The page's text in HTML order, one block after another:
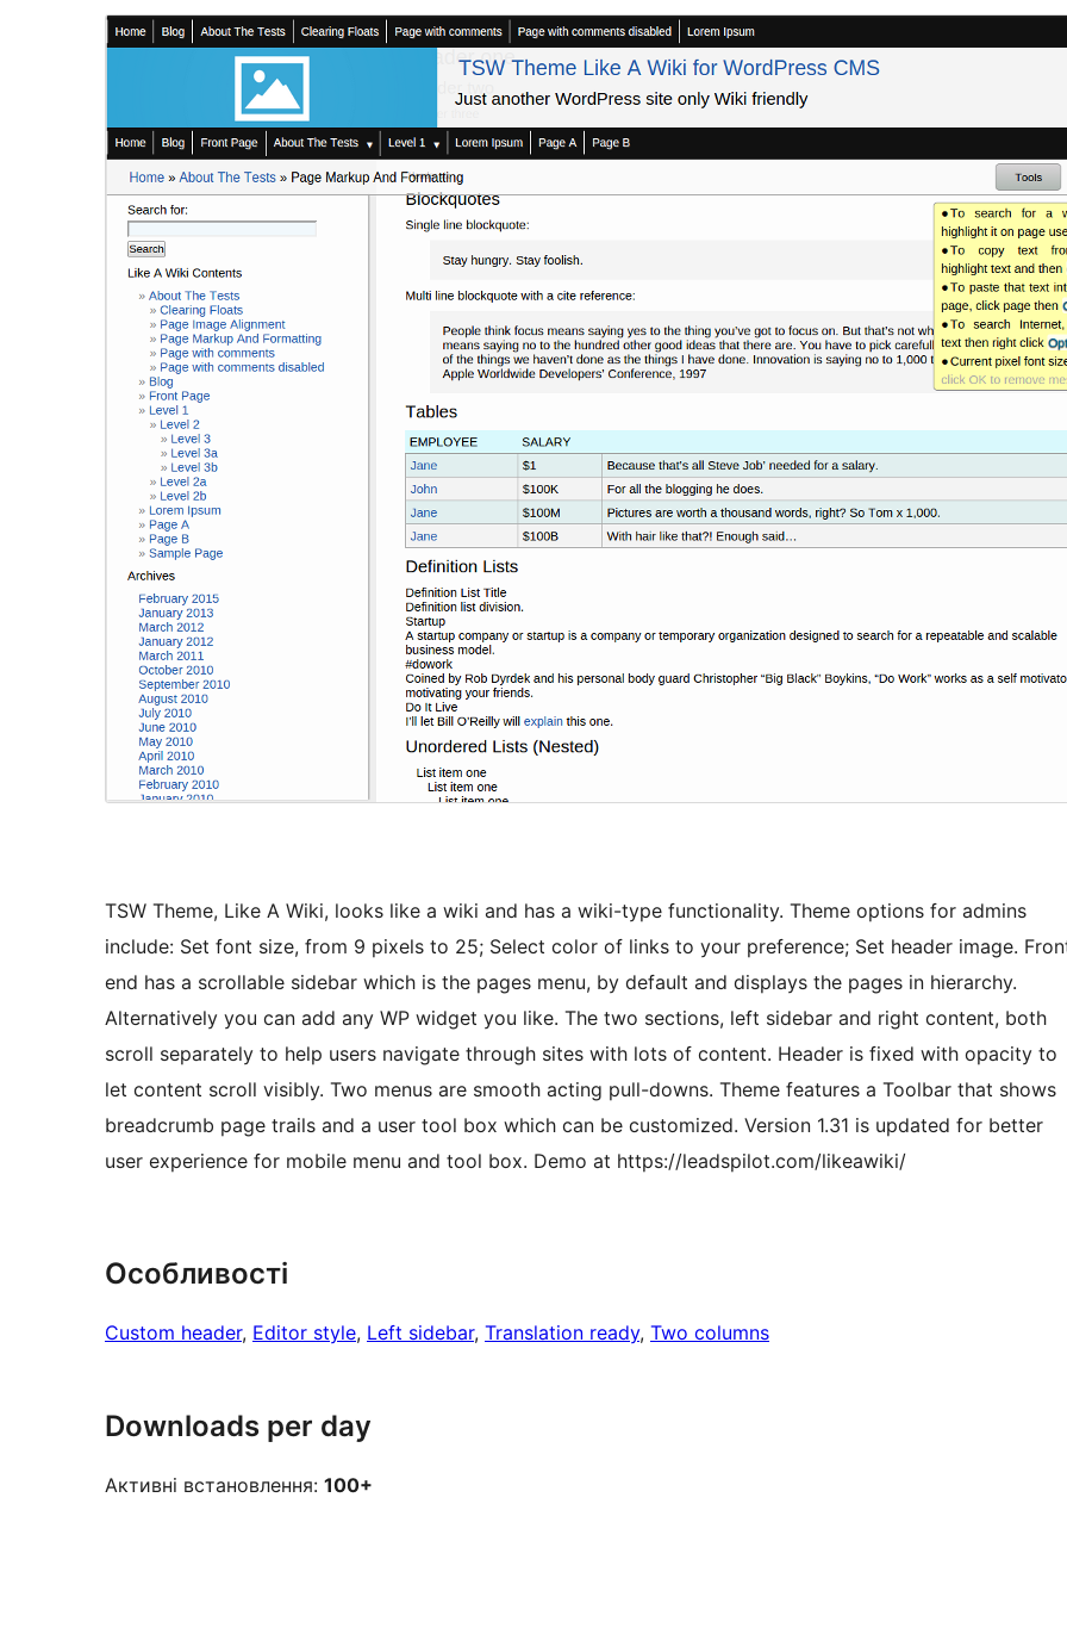
TSW Theme, Like A Wiki, looks like a wiki and has a wiki-type functionality. Theme options for admins
include: Set font size, from 9 pixels to 25; Select color of links to your preference; Set header image.
end has a scrollable sidebar which is the pages menu, by default and displays the pages in hierarchy.
Alternatively you can add any WP widget you like. The two sections, left sidebar and right content, both
scroll separately to help users navigate through sites with lots of content. Header is fixed with opacity to
let content scroll visibly. Two menus are smooth acting pull-downs. Theme features a Toolbar that shows
breadcrumb page trails and a user tool box which can be customized. Version 1.31 is updated for better
user experience for mobile menu and tool box. Demo at https://leadspilot.com/likeawiki/
Особливості
Custom header, Editor style, Left sidebar, Translation ready, Two columns
Downloads per day
Активні встановлення: 100+